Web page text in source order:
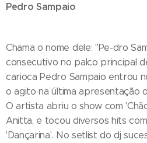
Pedro Sampaio
Chama o nome dele: "Pe-dro
consecutivo no palco principal
carioca Pedro Sampaio entrou
o agito na última apresentação
O artista abriu o show com
Anitta, e tocou diversos hits
'Dançarina'. No setlist do dj